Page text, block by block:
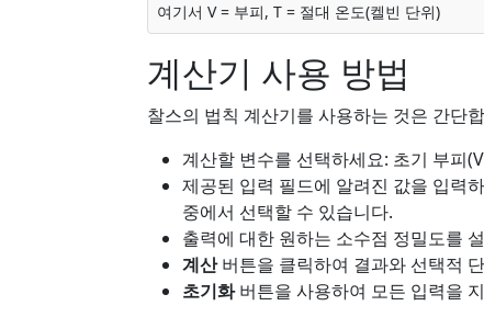
여기서 V = 부피, T = 절대 온도(켈빈 단위)
계산기 사용 방법
찰스의 법칙 계산기를 사용하는 것은 간단
계산할 변수를 선택하세요: 초기 부피
제공된 입력 필드에 알려진 값을 입력
중에서 선택할 수 있습니다.
출력에 대한 원하는 소수점 정밀도를
계산버튼을 클릭하여 결과와 선택적
초기화버튼을 사용하여 모든 입력을